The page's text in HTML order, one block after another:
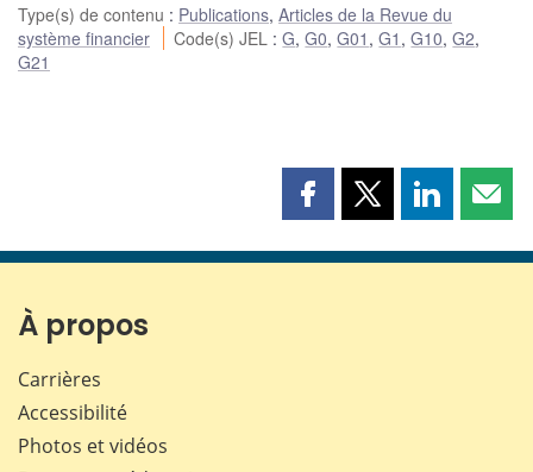
Type(s) de contenu : Publications, Articles de la Revue du
système financier
Code(s) JEL :G,G0,G01 ,G1 ,G10,G2,
G21
Partager
page
Partager
page
Partager
page page
À propos
Carrières
Accessibilité
Photos et vidéos